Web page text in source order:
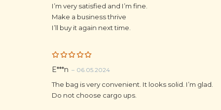
I’m very satisfied and I’m fine.
Make a business thrive
I’ll buy it again next time.
Rated5
E***n – 06.05.2024
The bag is very convenient. It looks solid. I’m glad.
Do not choose cargo ups.